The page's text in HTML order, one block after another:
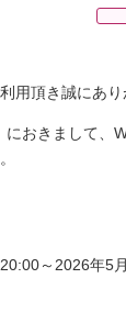
用頂き誠にあり
におきまして
～2026年5